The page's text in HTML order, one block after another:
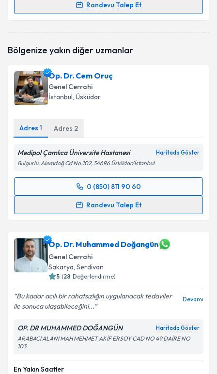
Randevu Talep Et
Randevu Takvimi Talebi
oluşturun. Size bu uzmandan randevu almanız için bir
E-posta Adresiniz
Kişisel verilerimin işlenmesine ilişkin
Metni'ni okudum ve kişisel verilerimin belirtilen
kapsamda işlenmesini kabul ediyorum.
Takvim Talebini Gönder
Bölgenize yakın diğer uzmanlar
Op. Dr. Cem Oruç
Genel Cerrahi
İstanbul, Üsküdar
Adres 1 Adres 2
Medipol Çamlıca Üniversite Hastanesi Haritada Göster
Bulgurlu, Alemdağ Cd No:102, 34696 Üsküdar/İstanbul
0 (850) 811 90 60
Randevu Talep Et
Randevu Takvimi Talebi
takvim hazırlandığında e-posta ile bilgilendireceğiz.
E-posta Adresiniz
Kişisel verilerimin işlenmesine ilişkin
kapsamda işlenmesini kabul ediyorum.
Takvim Talebini Gönder
Op. Dr. Muhammed Doğangün
Genel Cerrahi
Sakarya, Serdivan
5 (28 Değerlendirme)
Bu kadar acılı bir rahatsızlığın uygulanacak tedaviler
ile sonuca ulaşabileceğini...
Devamı
OP. DR MUHAMMED DOĞANGÜN Haritada Göster
ARABACI ALANI MAH MEHMET AKİF ERSOY CAD NO 49 DAİRE NO
103
En Yakın Saatler